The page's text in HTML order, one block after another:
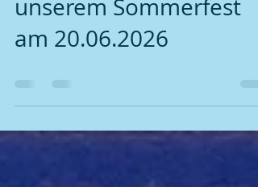
Herzliche Einladung zu
unserem Sommerfest